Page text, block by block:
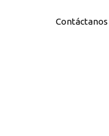
Contáctanos